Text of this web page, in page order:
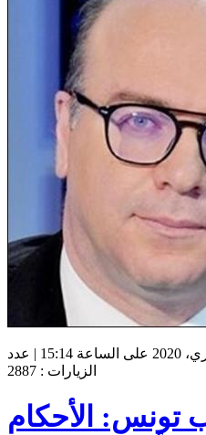
زووم تونيزيا | الثلاثاء، 25 فيفري، 2020 على الساعة 15:14 | عدد
الزيارات : 2887
تونس: الأحكام